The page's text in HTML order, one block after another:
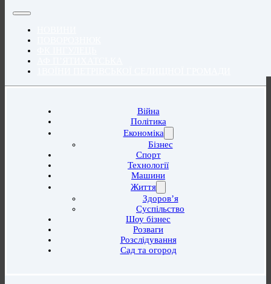
Війна
Політика
Економіка
Бізнес
Спорт
Технології
Машини
Життя
Здоров’я
Суспільство
Шоу бізнес
Розваги
Розслідування
Сад та огород